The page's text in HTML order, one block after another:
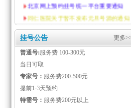
同仁医院关于暂不发布元旦号源的通知
更多
挂号公告
普通号:服务费 100-300元
当日可取
专家号： 服务费200-500元
提前1-3天预约
特需号： 服务费200元以上